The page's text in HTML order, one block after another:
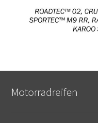
Motorradreifen